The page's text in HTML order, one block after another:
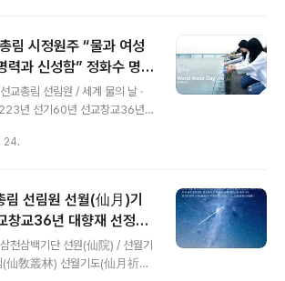
화 ​[선교중앙종무원] 민족종교
(仙敎)’ 산하 ‘선교총림 선림원
5일 24절기 입하(立夏)를 맞
성법회”를 개최하고, 한민족 고
교 교단에 비전되는 선도공법
림 시정원주 “물과 여성
력과 신성함” 정화수 명상
교총림 선림원 / 세계 물의 날 ·
년 선기60년 선교창교36년
천재”와 “세계 물의 날” 산천법
) 재단법인 선교(仙敎)와 선
仙林院)은 3월 22일 “세계 물
을 맞아 ‘춘분(春分)절기 수호
山川齋)’와 함께 선교총림선림
原主)님의 주재로 “정화수기도
24.
선림원 선월(仙月)기
창교36년 대향재 선정
천삼백기단 선원(仙院) / 선월기
仙敎叢林) 선월기도(仙月祈